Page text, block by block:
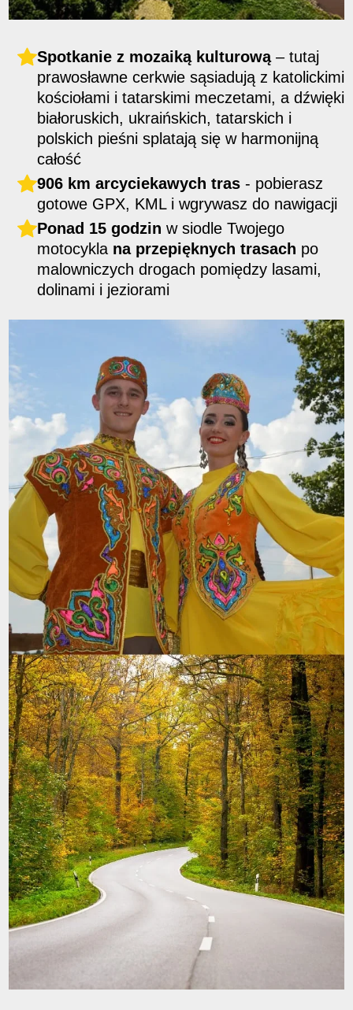
Spotkanie z mozaiką kulturową– tutaj
prawosławne cerkwie sąsiadują z katolickimi
kościołami i tatarskimi meczetami, a dźwięki
białoruskich, ukraińskich, tatarskich i
polskich pieśni splatają się w harmonijną
całość
906 km arcyciekawych tras- pobierasz
gotowe GPX, KML i wgrywasz do nawigacji
Ponad 15 godzin w siodle Twojego
motocykla na przepięknych trasach po
malowniczych drogach pomiędzy lasami,
dolinami i jeziorami